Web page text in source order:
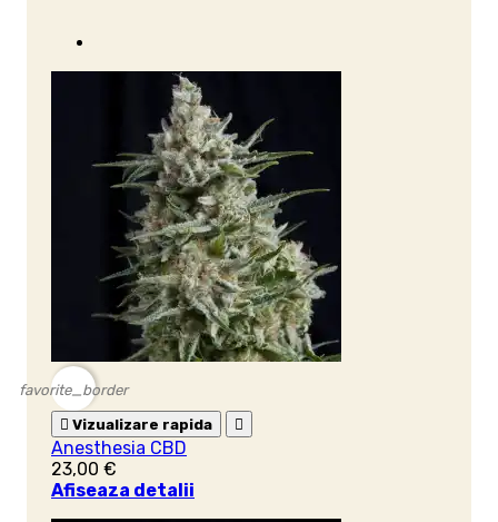
favorite_border
 Vizualizare rapida 
Anesthesia CBD
23,00 €
Afiseaza detalii